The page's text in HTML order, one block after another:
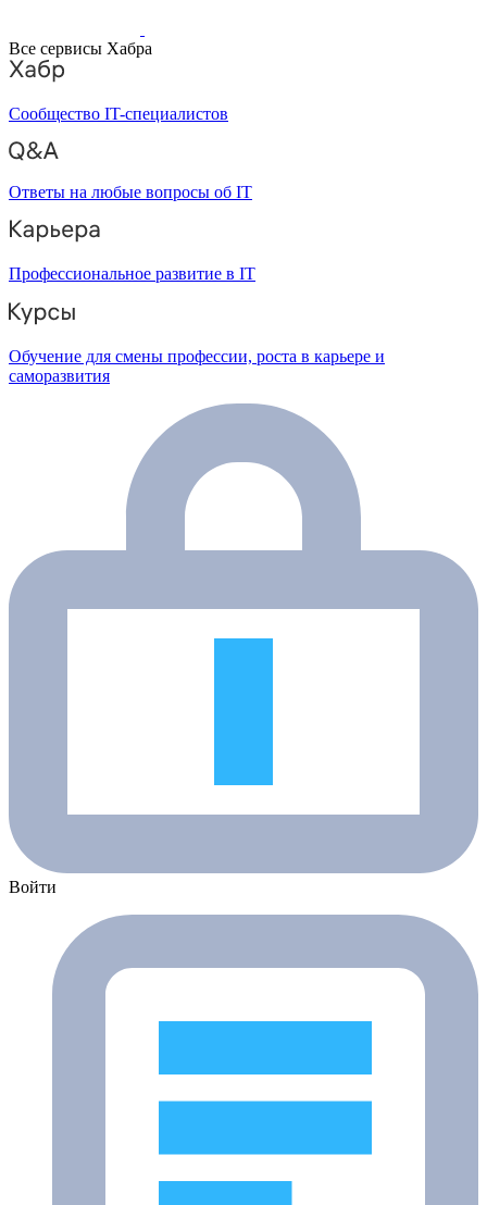
Все сервисы Хабра
Сообщество IT-специалистов
Ответы на любые вопросы об IT
Профессиональное развитие в IT
Обучение для смены профессии, роста в карьере и
саморазвития
Войти